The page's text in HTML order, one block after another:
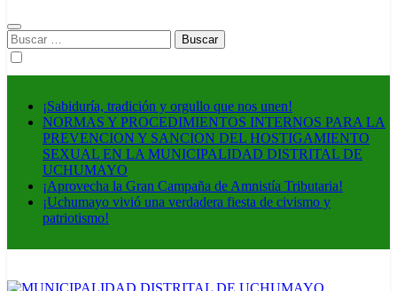
Buscar:
¡Sabiduría, tradición y orgullo que nos unen!
NORMAS Y PROCEDIMIENTOS INTERNOS PARA LA
PREVENCION Y SANCION DEL HOSTIGAMIENTO
SEXUAL EN LA MUNICIPALIDAD DISTRITAL DE
UCHUMAYO
¡Aprovecha la Gran Campaña de Amnistía Tributaria!
¡Uchumayo vivió una verdadera fiesta de civismo y
patriotismo!